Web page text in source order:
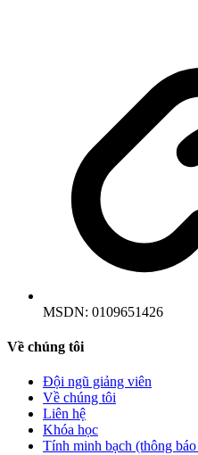
MSDN: 0109651426
Về chúng tôi
Đội ngũ giảng viên
Về chúng tôi
Liên hệ
Khóa học
Tính minh bạch (thông